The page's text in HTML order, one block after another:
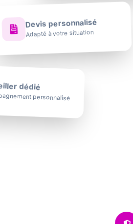
Devis personnalisé
Adapté à votre situation
dédié
personnalisé